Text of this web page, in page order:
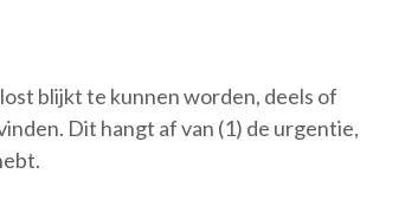
blijkt te kunnen worden, deels of
Dit hangt af van (1) de urgentie,